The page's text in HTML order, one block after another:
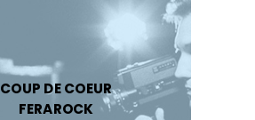
COUP DE COEUR
FERAROCK